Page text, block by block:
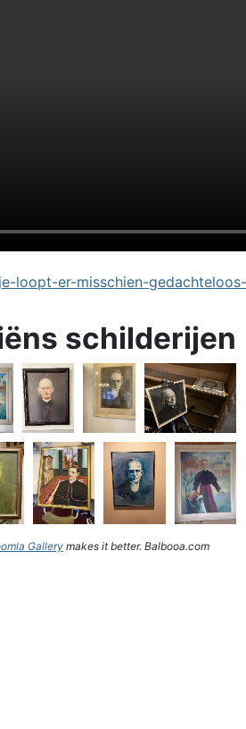
loopt-er-misschien-
schilderijen
Gallery makes it better. Balbooa.com